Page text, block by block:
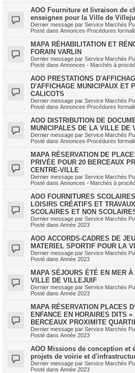
AOO Fourniture et livraison de
enseignes pour la Ville de
Dernier message par Service Marchés
Posté dans Annonces-Procédures
MAPA RÉHABILITATION ET
FORAIN VARLIN
Dernier message par Service Marchés
Posté dans Annonces - Marchés à
AOO PRESTATIONS
D'AFFICHAGE MUNICIPAUX ET
CALICOTS
Dernier message par Service Marchés
Posté dans Annonces-Procédures
AOO DISTRIBUTION DE
MUNICIPALES DE LA VILLE DE
Dernier message par Service Marchés
Posté dans Annonces-Procédures
MAPA RÉSERVATION DE
PRIVÉE POUR 20 BERCEAUX
CENTRE-VILLE
Dernier message par Service Marchés
Posté dans Annonces - Marchés à
AOO FOURNITURES
LOISIRS CRÉATIFS ET
SCOLAIRES ET NON
Dernier message par Service Marchés
Posté dans Année 2023
AOO ACCORDS-CADRES DE
MATERIEL SPORTIF POUR LA
Dernier message par Service Marchés
Posté dans Année 2023
MAPA SÉJOURS ÉTÉ EN MER À
VILLE DE VILLEJUIF
Dernier message par Service Marchés
Posté dans Année 2023
MAPA RÉSERVATION PLACES
ENFANCE EN HORAIRES DITS
BERCEAUX PROXIMITE
Dernier message par Service Marchés
Posté dans Année 2023
AOO Missions de conception et
projets de voirie et
Dernier message par Service Marchés
Posté dans Année 2023